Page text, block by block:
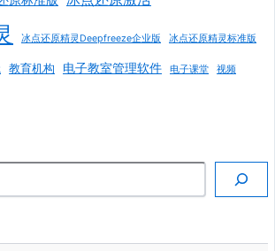
冰点还原精灵Deepfreeze企业版 冰点还原精灵标准版
教育机构 电子教室管理软件 电子课堂 视频